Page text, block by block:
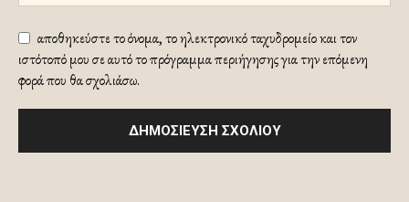
αποθηκεύστε το όνομα, το ηλεκτρονικό ταχυδρομείο και τον
ιστότοπό μου σε αυτό το πρόγραμμα περιήγησης για την επόμενη
φορά που θα σχολιάσω.